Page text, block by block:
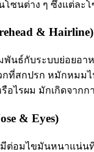
โซนต่าง ๆ ซึ่งแต่ล
& Hairline)
นธ์กับระบบย่อยอา
ที่สกปรก หมักหมมไ
อไรผม มักเกิดจากก
& Eyes)
ต่อมไขมันหนาแน่น